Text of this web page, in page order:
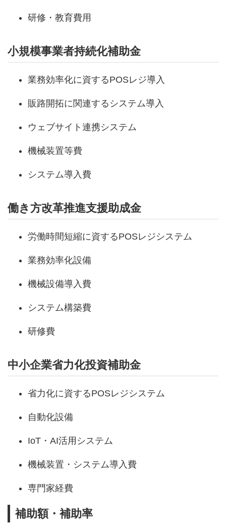
研修・教育費用
小規模事業者持続化補助金
業務効率化に資するPOSレジ導入
販路開拓に関連するシステム導入
ウェブサイト連携システム
機械装置等費
システム導入費
働き方改革推進支援助成金
労働時間短縮に資するPOSレジシステム
業務効率化設備
機械設備導入費
システム構築費
研修費
中小企業省力化投資補助金
省力化に資するPOSレジシステム
自動化設備
IoT・AI活用システム
機械装置・システム導入費
専門家経費
補助額・補助率